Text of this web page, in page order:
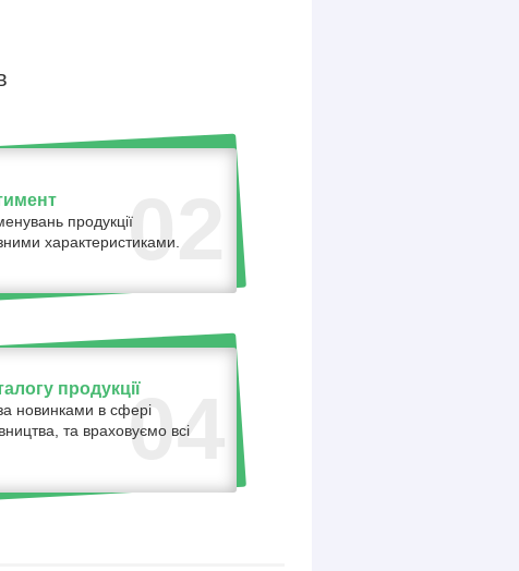
02
продукції
характеристиками.
04
продукції
новинками в сфері
та враховуємо всі